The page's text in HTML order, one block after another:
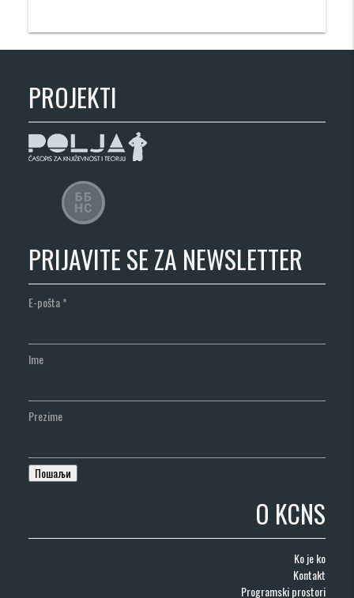
PROJEKTI
PRIJAVITE SE ZA NEWSLETTER
E-pošta*
Ime
Prezime
O KCNS
Ko je ko
Kontakt
Programski prostori